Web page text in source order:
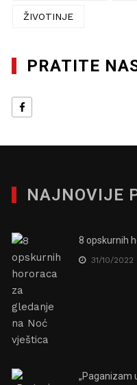
ŽIVOTINJE
PRATITE
NAJNOVIJE
8 opskurnih
31/10/2022
„Paganizam